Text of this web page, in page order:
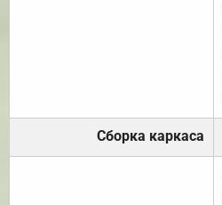
Сборка каркаса